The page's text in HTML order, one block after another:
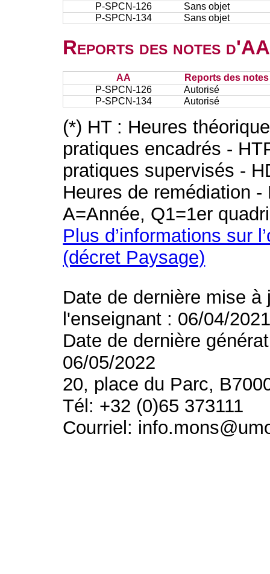
P-SPCN-126
Sans objet
P-SPCN-134
Sans objet
Reports des notes
AA
Reports des
P-SPCN-126
Autorisé
P-SPCN-134
Autorisé
(*) HT : Heures
pratiques encadrés -
pratiques supervisés -
Heures de remédiation
A=Année, Q1=1er
Plus d’informations sur
(décret Paysage)
Date de dernière mise
l'enseignant : 06/04/
Date de dernière
06/05/2022
20, place du Parc,
Tél: +32 (0)65 373111
Courriel: